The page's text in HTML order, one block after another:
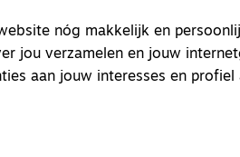
nóg makkelijk en
jou verzamelen en jouw
aan jouw interesses en